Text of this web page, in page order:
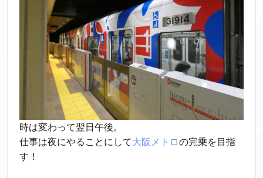
時は変わって翌日午後。
仕事は夜にやることにして大阪メトロの完乗を目指
す！